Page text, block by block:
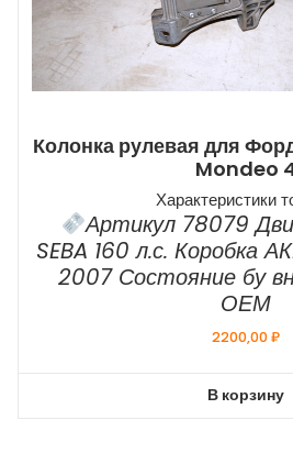
Колонка рулевая для
Mondeo
Характеристики
Артикул 78079
SEBA 160 л.с. Коробка
2007 Состояние бу
ОЕМ
2200,00₽
В корзину